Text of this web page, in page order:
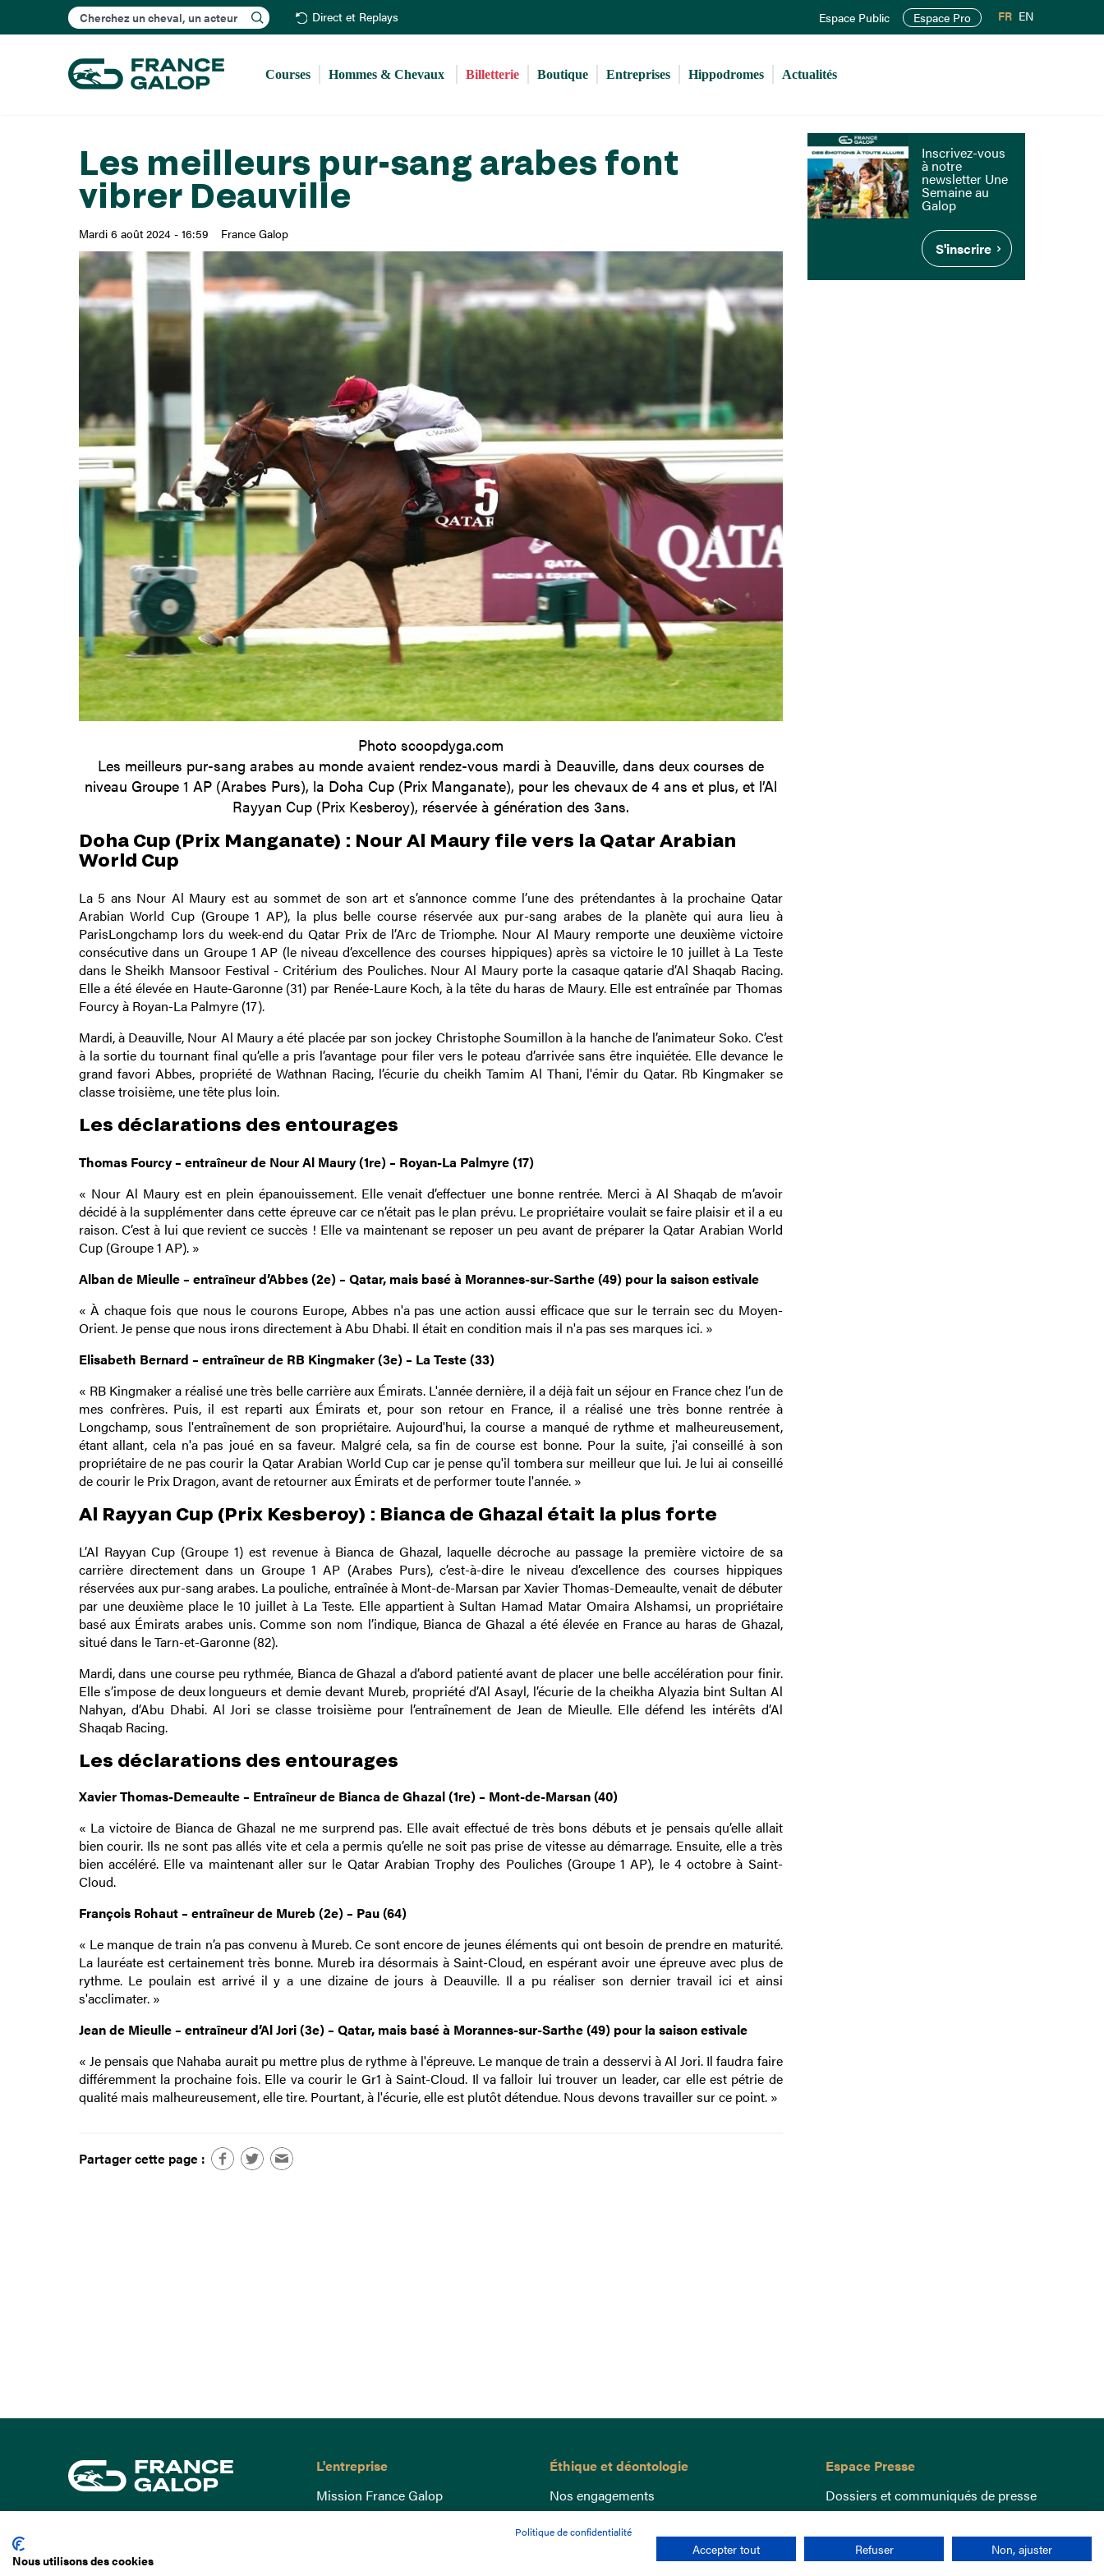
au
principal
Rechercher Direct et Replays Espace Public Espace Pro FR EN
Courses Hommes & Chevaux Billetterie Boutique Entreprises Hippodromes Actualités
Les meilleurs pur-sang arabes font
vibrer Deauville
Mardi 6 août 2024 - 16:59 France Galop
Photo scoopdyga.com
Les meilleurs pur-sang arabes au monde avaient rendez-vous mardi à Deauville, dans deux courses de
niveau Groupe 1 AP (Arabes Purs), la Doha Cup (Prix Manganate), pour les chevaux de 4 ans et plus, et l’Al
Rayyan Cup (Prix Kesberoy), réservée à génération des 3ans.
Doha Cup (Prix Manganate) : Nour Al Maury file vers la Qatar Arabian
World Cup
La 5 ans Nour Al Maury est au sommet de son art et s’annonce comme l’une des prétendantes à la prochaine Qatar
Arabian World Cup (Groupe 1 AP), la plus belle course réservée aux pur-sang arabes de la planète qui aura lieu à
ParisLongchamp lors du week-end du Qatar Prix de l’Arc de Triomphe. Nour Al Maury remporte une deuxième victoire
consécutive dans un Groupe 1 AP (le niveau d’excellence des courses hippiques) après sa victoire le 10 juillet à La Teste
dans le Sheikh Mansoor Festival - Critérium des Pouliches. Nour Al Maury porte la casaque qatarie d’Al Shaqab Racing.
Elle a été élevée en Haute-Garonne (31) par Renée-Laure Koch, à la tête du haras de Maury. Elle est entraînée par Thomas
Fourcy à Royan-La Palmyre (17).
Mardi, à Deauville, Nour Al Maury a été placée par son jockey Christophe Soumillon à la hanche de l’animateur Soko. C’est
à la sortie du tournant final qu’elle a pris l’avantage pour filer vers le poteau d’arrivée sans être inquiétée. Elle devance le
grand favori Abbes, propriété de Wathnan Racing, l’écurie du cheikh Tamim Al Thani, l'émir du Qatar. Rb Kingmaker se
classe troisième, une tête plus loin.
Les déclarations des entourages
Thomas Fourcy – entraîneur de Nour Al Maury (1re) – Royan-La Palmyre (17)
« Nour Al Maury est en plein épanouissement. Elle venait d’effectuer une bonne rentrée. Merci à Al Shaqab de m’avoir
décidé à la supplémenter dans cette épreuve car ce n’était pas le plan prévu. Le propriétaire voulait se faire plaisir et il a eu
raison. C’est à lui que revient ce succès ! Elle va maintenant se reposer un peu avant de préparer la Qatar Arabian World
Cup (Groupe 1 AP). »
Alban de Mieulle – entraîneur d’Abbes (2e) – Qatar, mais basé à Morannes-sur-Sarthe (49) pour la saison estivale
« À chaque fois que nous le courons Europe, Abbes n'a pas une action aussi efficace que sur le terrain sec du Moyen-
Orient. Je pense que nous irons directement à Abu Dhabi. Il était en condition mais il n'a pas ses marques ici. »
Elisabeth Bernard – entraîneur de RB Kingmaker (3e) – La Teste (33)
« RB Kingmaker a réalisé une très belle carrière aux Émirats. L'année dernière, il a déjà fait un séjour en France chez l’un de
mes confrères. Puis, il est reparti aux Émirats et, pour son retour en France, il a réalisé une très bonne rentrée à
Longchamp, sous l'entraînement de son propriétaire. Aujourd'hui, la course a manqué de rythme et malheureusement,
étant allant, cela n'a pas joué en sa faveur. Malgré cela, sa fin de course est bonne. Pour la suite, j'ai conseillé à son
propriétaire de ne pas courir la Qatar Arabian World Cup car je pense qu'il tombera sur meilleur que lui. Je lui ai conseillé
de courir le Prix Dragon, avant de retourner aux Émirats et de performer toute l'année. »
Al Rayyan Cup (Prix Kesberoy) : Bianca de Ghazal était la plus forte
L’Al Rayyan Cup (Groupe 1) est revenue à Bianca de Ghazal, laquelle décroche au passage la première victoire de sa
carrière directement dans un Groupe 1 AP (Arabes Purs), c’est-à-dire le niveau d’excellence des courses hippiques
réservées aux pur-sang arabes. La pouliche, entraînée à Mont-de-Marsan par Xavier Thomas-Demeaulte, venait de débuter
par une deuxième place le 10 juillet à La Teste. Elle appartient à Sultan Hamad Matar Omaira Alshamsi, un propriétaire
basé aux Émirats arabes unis. Comme son nom l’indique, Bianca de Ghazal a été élevée en France au haras de Ghazal,
situé dans le Tarn-et-Garonne (82).
Mardi, dans une course peu rythmée, Bianca de Ghazal a d’abord patienté avant de placer une belle accélération pour finir.
Elle s’impose de deux longueurs et demie devant Mureb, propriété d’Al Asayl, l’écurie de la cheikha Alyazia bint Sultan Al
Nahyan, d’Abu Dhabi. Al Jori se classe troisième pour l’entraînement de Jean de Mieulle. Elle défend les intérêts d’Al
Shaqab Racing.
Les déclarations des entourages
Xavier Thomas-Demeaulte – Entraîneur de Bianca de Ghazal (1re) – Mont-de-Marsan (40)
« La victoire de Bianca de Ghazal ne me surprend pas. Elle avait effectué de très bons débuts et je pensais qu’elle allait
bien courir. Ils ne sont pas allés vite et cela a permis qu’elle ne soit pas prise de vitesse au démarrage. Ensuite, elle a très
bien accéléré. Elle va maintenant aller sur le Qatar Arabian Trophy des Pouliches (Groupe 1 AP), le 4 octobre à Saint-
Cloud.
François Rohaut – entraîneur de Mureb (2e) – Pau (64)
« Le manque de train n’a pas convenu à Mureb. Ce sont encore de jeunes éléments qui ont besoin de prendre en maturité.
La lauréate est certainement très bonne. Mureb ira désormais à Saint-Cloud, en espérant avoir une épreuve avec plus de
rythme. Le poulain est arrivé il y a une dizaine de jours à Deauville. Il a pu réaliser son dernier travail ici et ainsi
s'acclimater. »
Jean de Mieulle – entraîneur d’Al Jori (3e) – Qatar, mais basé à Morannes-sur-Sarthe (49) pour la saison estivale
« Je pensais que Nahaba aurait pu mettre plus de rythme à l'épreuve. Le manque de train a desservi à Al Jori. Il faudra faire
différemment la prochaine fois. Elle va courir le Gr1 à Saint-Cloud. Il va falloir lui trouver un leader, car elle est pétrie de
qualité mais malheureusement, elle tire. Pourtant, à l'écurie, elle est plutôt détendue. Nous devons travailler sur ce point. »
Partager cette page :
Inscrivez-vous
à notre
newsletter Une
Semaine au
Galop
S'inscrire
01 49 10 20 29
L'entreprise
Mission France Galop
Gouvernance
Éthique et déontologie
Nos engagements
Lutte anti-dopage
Bien être equin
Index Egalité Femmes-Hommes
Espace Presse
Dossiers et communiqués de presse
Politique de confidentialité
Nous utilisons des cookies
Accepter tout Refuser Non, ajuster